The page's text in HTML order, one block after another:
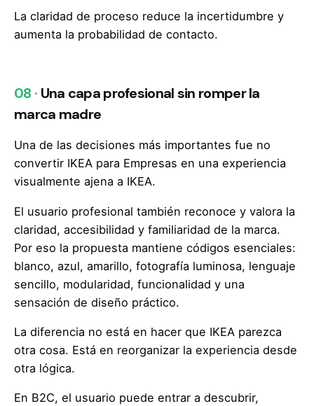
La claridad de proceso reduce la incertidumbre y
aumenta la probabilidad de contacto.
08 · Una capa profesional sin romper la
marca madre
Una de las decisiones más importantes fue no
convertir IKEA para Empresas en una experiencia
visualmente ajena a IKEA.
El usuario profesional también reconoce y valora la
claridad, accesibilidad y familiaridad de la marca.
Por eso la propuesta mantiene códigos esenciales:
blanco, azul, amarillo, fotografía luminosa, lenguaje
sencillo, modularidad, funcionalidad y una
sensación de diseño práctico.
La diferencia no está en hacer que IKEA parezca
otra cosa. Está en reorganizar la experiencia desde
otra lógica.
En B2C, el usuario puede entrar a descubrir,